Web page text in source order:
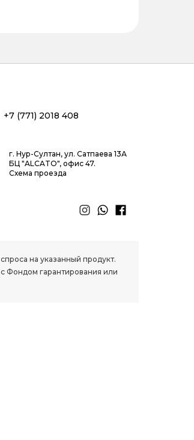
2018 408
г. Нур-Султан, ул. Сатпаева 13А
БЦ "ALCATO", офис 47.
Схема проезда
на указанный продукт.
Фондом гарантирования или